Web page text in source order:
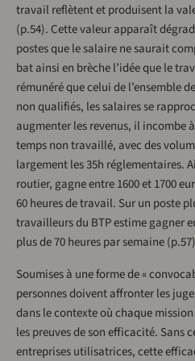
travail reflètent et produisent la
(p.54). Cette valeur apparaît
postes que le salaire ne saurait
bat ainsi en brèche l’idée que le
rémunéré que celui de l’ensemble
non qualifiés, les salaires se
augmenter les revenus, il incombe
temps non travaillé, avec des
largement les 35h réglementaires.
routier, gagne entre 1600 et 1700
60 heures de travail. Sur un poste
travailleurs du BTP estime gagner
plus de 70 heures par semaine
Soumises à une forme de «
personnes doivent affronter les
dans le contexte où chaque
les preuves de son efficacité. Sans
entreprises utilisatrices, cette